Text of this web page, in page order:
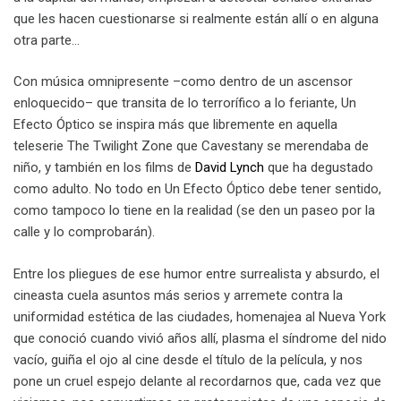
que les hacen cuestionarse si realmente están allí o en alguna
otra parte…
Con música omnipresente –como dentro de un ascensor
enloquecido– que transita de lo terrorífico a lo feriante, Un
Efecto Óptico se inspira más que libremente en aquella
teleserie The Twilight Zone que Cavestany se merendaba de
niño, y también en los films de David Lynch que ha degustado
como adulto. No todo en Un Efecto Óptico debe tener sentido,
como tampoco lo tiene en la realidad (se den un paseo por la
calle y lo comprobarán).
Entre los pliegues de ese humor entre surrealista y absurdo, el
cineasta cuela asuntos más serios y arremete contra la
uniformidad estética de las ciudades, homenajea al Nueva York
que conoció cuando vivió años allí, plasma el síndrome del nido
vacío, guiña el ojo al cine desde el título de la película, y nos
pone un cruel espejo delante al recordarnos que, cada vez que